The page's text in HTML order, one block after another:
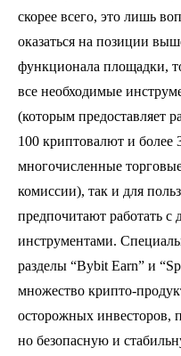
скорее всего, это лишь
оказаться на позиции
функционала площадки,
все необходимые
(которым предоставляет
100 криптовалют и более
многочисленные
комиссии), так и для
предпочитают работать
инструментами.
разделы “Bybit Earn” и
множество крипто-
осторожных
но безопасную и